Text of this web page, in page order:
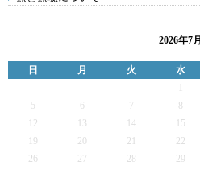
2026年7月
日 月 火 水
5
6 7
12
13 14 15
19
20 21 22
26
27 28 29